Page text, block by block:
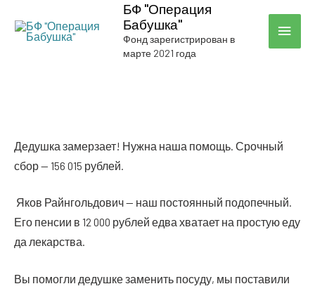
БФ "Операция
Бабушка"
Фонд зарегистрирован в
марте 2021 года
Дедуш­ка замер­за­ет! Нуж­на наша помощь. Сроч­ный
сбор — 156 015 рублей.
Яков Райн­голь­до­вич — наш посто­ян­ный под­опеч­ный.
Его пен­сии в 12 000 руб­лей едва хва­та­ет на про­стую еду
да лекарства.
Вы помог­ли дедуш­ке заме­нить посу­ду, мы поста­ви­ли